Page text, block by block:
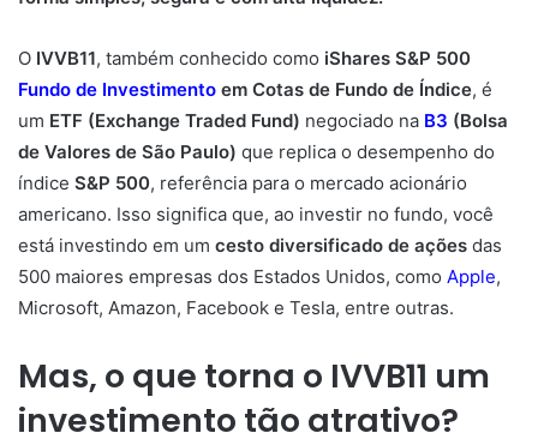
O IVVB11, também conhecido como iShares S&P 500
Fundo de Investimento em Cotas de Fundo de Índice, é
um ETF (Exchange Traded Fund) negociado na B3 (Bolsa
de Valores de São Paulo) que replica o desempenho do
índice S&P 500, referência para o mercado acionário
americano. Isso significa que, ao investir no fundo, você
está investindo em um cesto diversificado de ações das
500 maiores empresas dos Estados Unidos, como Apple,
Microsoft, Amazon, Facebook e Tesla, entre outras.
Mas, o que torna o IVVB11 um
investimento tão atrativo?